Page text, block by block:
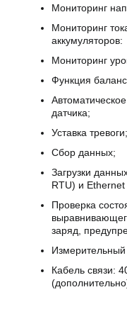
Мониторинг
Мониторинг
аккумуляторов:
Мониторинг
Функция
датчика;
Уставка тревоги;
Сбор данных;
Загрузки
RTU) и
Проверка
заряд,
Кабель связи: